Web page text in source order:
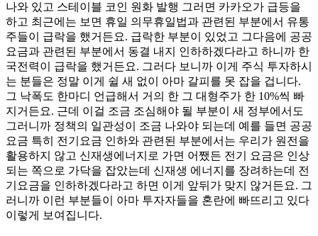
나와 있고 스테이블 코인 원화 발행 그러면 카카오가 급등을
하고 최근에는 보면 휴일 의무휴일법과 관련된 부분에서 유통
주들이 급락을 했거든요. 급락한 부분이 있었고 그다음에 공공
요금과 관련된 부분에서 동결 내지 인하하겠다라고 하니까 한
국전력이 급락을 했거든요. 그러다 보니까 이게 주식 투자하시
는 분들은 정말 이게 쉴 새 없이 아마 갈피를 못 잡을 겁니다.
그 낙폭도 한마디 언급해서 거의 한 그 대형주가 한 10%씩 빠
지거든요. 근데 이걸 조금 조심해야 될 부분이 새 정부에서도
그러니까 정책의 일관성이 조금 나와야 되는데 예를 들면 공공
요금 특히 전기요금 인하와 관련된 부분에서는 우리가 원전을
활용하지 않고 신재생에너지로 가면 어쨌든 전기 요금은 인상
되는 쪽으로 가닥을 잡았는데 신재생 에너지를 장려하는데 전
기요금을 인하하겠다라고 하면 이게 앞뒤가 맞지 않거든요. 그
러니까 이런 부분들이 아마 투자자들을 혼란에 빠뜨리고 있다
이렇게 보여집니다.